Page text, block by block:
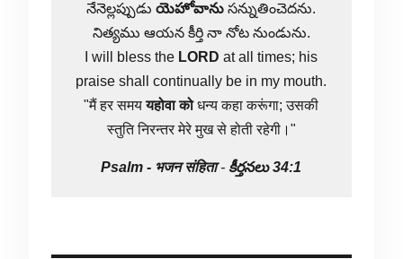
నేనెల్లప్పుడుయెహోవాను సన్నుతించెదను.
నిత్యము ఆయన కీర్తి నా నోట నుండును.
I will bless the LORD at all times; his
praise shall continually be in my mouth.
"मैं हर समययहोवा कोधन्य कहा करूंगा; उसकी
स्तुति निरन्तर मेरे मुख से होती रहेगी।"
Psalm - भजन संहिता- కీర్తనలు 34:1